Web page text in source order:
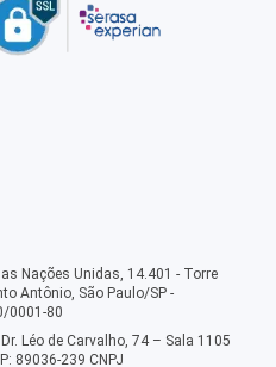
Nações Unidas, 14.401 - Torre
Antônio, São Paulo/SP -
0001-80
Léo de Carvalho, 74 – Sala 1105
89036-239 CNPJ